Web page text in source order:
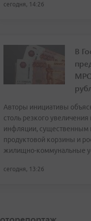
сегодня, 14:26
В
Авторы инициативы
столь резкого
инфляции, существенным
продуктовой корзины и
жилищно-коммунальные
сегодня, 13:26